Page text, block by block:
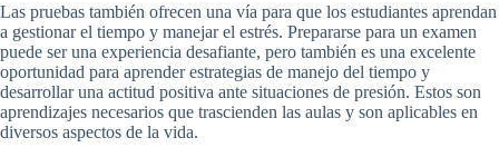
Las pruebas también ofrecen una vía para que los estudiantes aprendan
a gestionar el tiempo y manejar el estrés. Prepararse para un examen
puede ser una experiencia desafiante, pero también es una excelente
oportunidad para aprender estrategias de manejo del tiempo y
desarrollar una actitud positiva ante situaciones de presión. Estos son
aprendizajes necesarios que trascienden las aulas y son aplicables en
diversos aspectos de la vida.